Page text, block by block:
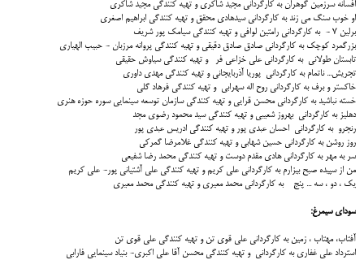
افسانه سرزمین گوهران به كارگرداني مجید شاکری و تهيه كنندگي مجید شاکری
او خوب سنگ می زند به كارگرداني سیدهادی محقق و تهيه كنندگي ابراهیم اصغری
برلین 7 - به كارگرداني رامتین لوافی و تهيه كنندگي سیامک پور شریف
بزرگمرد کوچک به كارگرداني صادق صادق دقیقی و تهيه كنندگي پروانه مرزبان - حبیب الهیاری
تابستان طولانی به كارگرداني علی خزاعی فر و تهيه كنندگي سیاوش حقیقی
تجریش... ناتمام به كارگرداني پوریا آذربایجانی و تهيه كنندگي مهدی داوری
خاکستر و برف به كارگرداني روح اله سهرابی و تهيه كنندگي فرهاد گلی
خسته نباشید به كارگرداني محسن قرایی و تهيه كنندگي سازمان توسعه سینمایی سوره حوزه هنری
دهلیز به كارگرداني بهروز شعیبی و تهيه كنندگي سید محمود رضوی مجد
رنجرو به كارگرداني احسان عبدی پور و تهيه كنندگي ادریس عبدی پور
روز روشن به كارگرداني حسین شهابی و تهيه كنندگي غلامرضا گمرکی
سر به مهر به كارگرداني هادی مقدم دوست و تهيه كنندگي محمد رضا شفیعی
من از سپیده صبح بیزارم به كارگرداني علی کریم و تهيه كنندگي علی آشتیانی پور- علی کریم
یک ، دو ، سه ... پنج به كارگرداني محمد معیری و تهيه كنندگي محمد معیری
سوداي سيمرغ:
آفتاب، مهتاب ، زمین به كارگرداني علی قوی تن و تهيه كنندگي علی قوی تن
استرداد علی غفاری به كارگرداني و تهيه كنندگي محسن آقا علی اکبری- بنیاد سینمایی فارابی